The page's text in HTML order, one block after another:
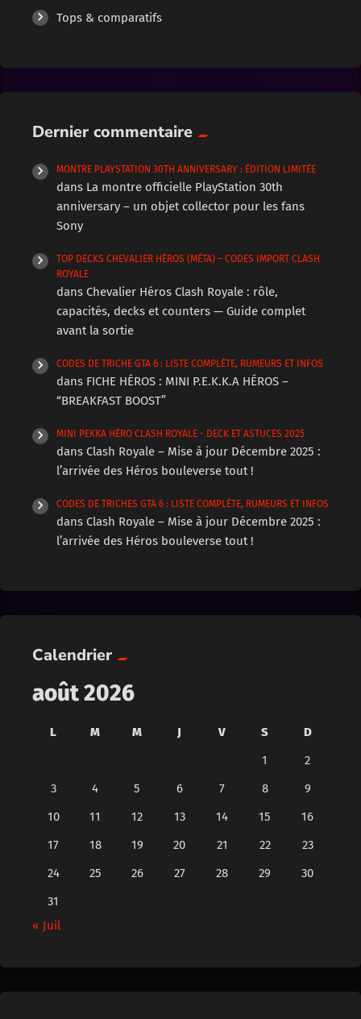
Tops & comparatifs
Dernier commentaire
MONTRE PLAYSTATION 30TH ANNIVERSARY : ÉDITION LIMITÉE
dans La montre officielle PlayStation 30th
anniversary – un objet collector pour les fans
Sony
TOP DECKS CHEVALIER HÉROS (MÉTA) – CODES IMPORT CLASH
ROYALE
dans Chevalier Héros Clash Royale : rôle,
capacités, decks et counters — Guide complet
avant la sortie
CODES DE TRICHE GTA 6 : LISTE COMPLÈTE, RUMEURS ET INFOS
dans FICHE HÉROS : MINI P.E.K.K.A HÉROS –
“BREAKFAST BOOST”
MINI PEKKA HÉRO CLASH ROYALE - DECK ET ASTUCES 2025
dans Clash Royale – Mise à jour Décembre 2025 :
l’arrivée des Héros bouleverse tout !
CODES DE TRICHES GTA 6 : LISTE COMPLÈTE, RUMEURS ET INFOS
dans Clash Royale – Mise à jour Décembre 2025 :
l’arrivée des Héros bouleverse tout !
Calendrier
août 2026
L M M J V S
D
1
2
3
4 5 6 7 8
9
10
11 12 13 14 15
16
17
18 19 20 21 22
23
24
25 26 27 28 29
30
31
« Juil